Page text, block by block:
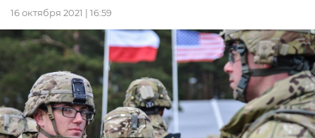
16 октября 2021 | 16:59